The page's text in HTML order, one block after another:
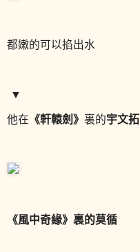
都嫩的可以掐出水
▼
他在 《軒轅劍》 裏的宇文拓
《風中奇緣》裏的莫循